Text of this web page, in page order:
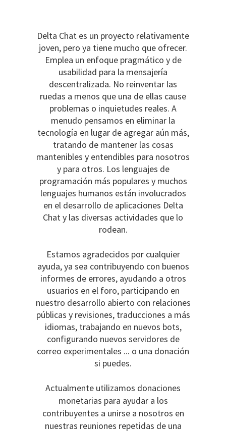
Delta Chat es un proyecto relativamente
joven, pero ya tiene mucho que ofrecer.
Emplea un enfoque pragmático y de
usabilidad para la mensajería
descentralizada. No reinventar las
ruedas a menos que una de ellas cause
problemas o inquietudes reales. A
menudo pensamos en eliminar la
tecnología en lugar de agregar aún más,
tratando de mantener las cosas
mantenibles y entendibles para nosotros
y para otros. Los lenguajes de
programación más populares y muchos
lenguajes humanos están involucrados
en el desarrollo de aplicaciones Delta
Chat y las diversas actividades que lo
rodean.
Estamos agradecidos por cualquier
ayuda, ya sea contribuyendo con buenos
informes de errores, ayudando a otros
usuarios en el foro, participando en
nuestro desarrollo abierto con relaciones
públicas y revisiones, traducciones a más
idiomas, trabajando en nuevos bots,
configurando nuevos servidores de
correo experimentales ... o una donación
si puedes.
Actualmente utilizamos donaciones
monetarias para ayudar a los
contribuyentes a unirse a nosotros en
nuestras reuniones repetidas de una